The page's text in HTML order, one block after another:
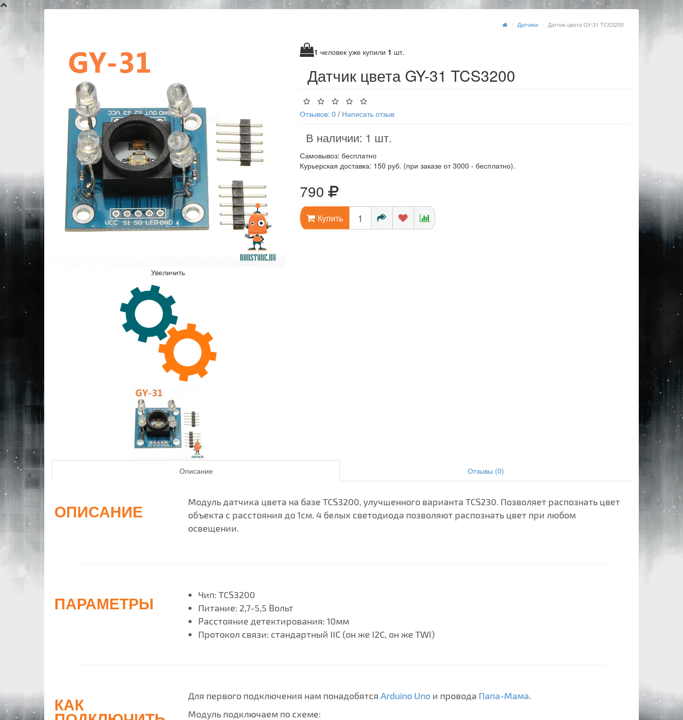
Датчики Датчик цвета GY-31 TCS3200
Увеличить
1 человек уже купили 1 шт.
Датчик цвета GY-31 TCS3200
Отзывов: 0 / Написать отзыв
В наличии: 1 шт.
Самовывоз: бесплатно
Курьерская доставка: 150 руб. (при заказе от 3000 - бесплатно).
790
Купить
Описание Отзывы (0)
ОПИСАНИЕ
Модуль датчика цвета на базе TCS3200, улучшенного варианта TCS230. Позволяет распознать цвет
объекта с расстояния до 1см. 4 белых светодиода позволяют распознать цвет при любом
освещении.
ПАРАМЕТРЫ
Чип: TCS3200
Питание: 2,7-5,5 Вольт
Расстояние детектирования: 10мм
Протокол связи: стандартный IIC (он же I2C, он же TWI)
КАК
Для первого подключения нам понадобятся Arduino Uno и провода Папа-Мама.
Модуль подключаем по схеме: